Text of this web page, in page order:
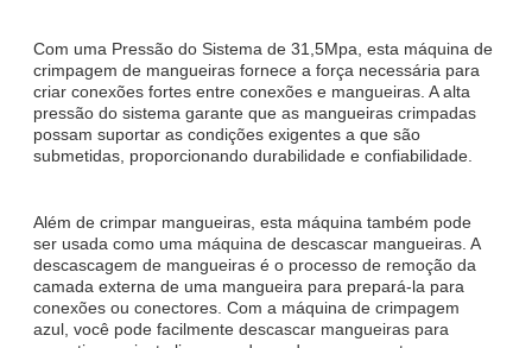
Com uma Pressão do Sistema de 31,5Mpa, esta máquina de
crimpagem de mangueiras fornece a força necessária para
criar conexões fortes entre conexões e mangueiras. A alta
pressão do sistema garante que as mangueiras crimpadas
possam suportar as condições exigentes a que são
submetidas, proporcionando durabilidade e confiabilidade.
Além de crimpar mangueiras, esta máquina também pode
ser usada como uma máquina de descascar mangueiras. A
descascagem de mangueiras é o processo de remoção da
camada externa de uma mangueira para prepará-la para
conexões ou conectores. Com a máquina de crimpagem
azul, você pode facilmente descascar mangueiras para